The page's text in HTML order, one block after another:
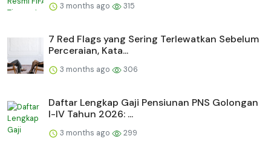
3 months ago 315
7 Red Flags yang Sering Terlewatkan Sebelum
Perceraian, Kata...
3 months ago 306
Daftar Lengkap Gaji Pensiunan PNS Golongan
I-IV Tahun 2026: ...
3 months ago 299